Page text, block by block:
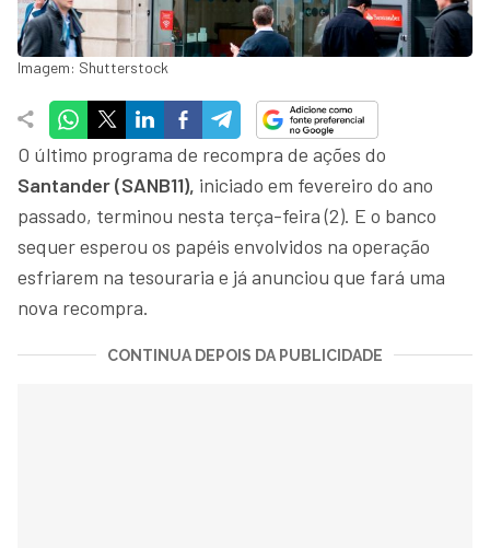
Imagem: Shutterstock
O último programa de recompra de ações do
Santander (SANB11), iniciado em fevereiro do ano
passado, terminou nesta terça-feira (2). E o banco
sequer esperou os papéis envolvidos na operação
esfriarem na tesouraria e já anunciou que fará uma
nova recompra.
CONTINUA DEPOIS DA PUBLICIDADE